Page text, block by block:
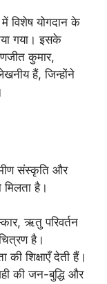
विशेष योगदान के
गया। इसके
कुमार,
हैं, जिन्होंने
संस्कृति और
है।
ऋतु परिवर्तन
है।
शिक्षाएँ देती हैं।
की जन-बुद्धि और